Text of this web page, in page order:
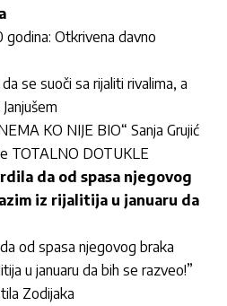
Otkrivena davno
se suoči sa rijaliti rivalima, a
KO NIJE BIO“ Sanja Grujić
TOTALNO DOTUKLE
da od spasa njegovog
iz rijalitija u januaru da
od spasa njegovog braka
u januaru da bih se razveo!”
Zodijaka